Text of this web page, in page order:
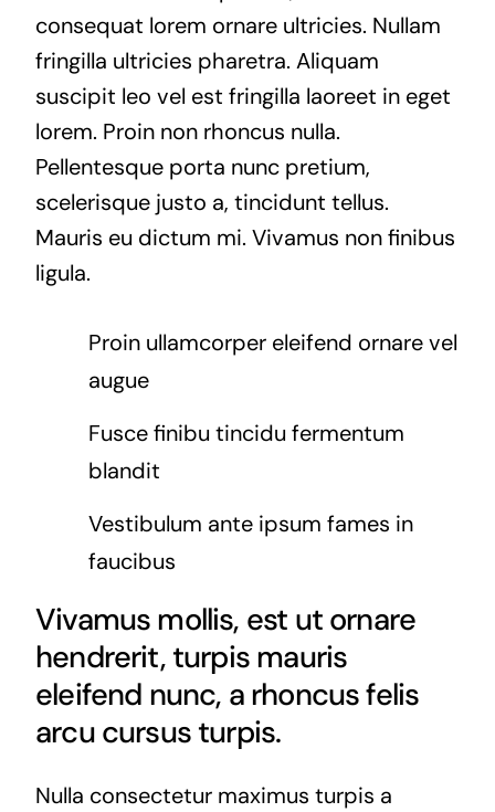
consequat lorem ornare ultricies. Nullam
fringilla ultricies pharetra. Aliquam
suscipit leo vel est fringilla laoreet in eget
lorem. Proin non rhoncus nulla.
Pellentesque porta nunc pretium,
scelerisque justo a, tincidunt tellus.
Mauris eu dictum mi. Vivamus non finibus
ligula.
Proin ullamcorper eleifend ornare vel
augue
Fusce finibu tincidu fermentum
blandit
Vestibulum ante ipsum fames in
faucibus
Vivamus mollis, est ut ornare
hendrerit, turpis mauris
eleifend nunc, a rhoncus felis
arcu cursus turpis.
Nulla consectetur maximus turpis a